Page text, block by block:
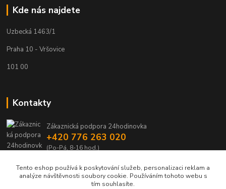
Kde nás najdete
Uzbecká 1463/1
Praha 10 - Vršovice
101 00
Kontakty
Zákaznická podpora 24hodinovka
+420 776 263 020
(Po-Pá, 8-16 hod.)
24hodinovka@seznam.cz
Tento eshop používá k poskytování služeb, personalizaci reklam a
analýze návštěvnosti soubory cookie. Používáním tohoto webu s
tím souhlasíte.